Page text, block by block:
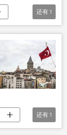
还有 1
还有 1